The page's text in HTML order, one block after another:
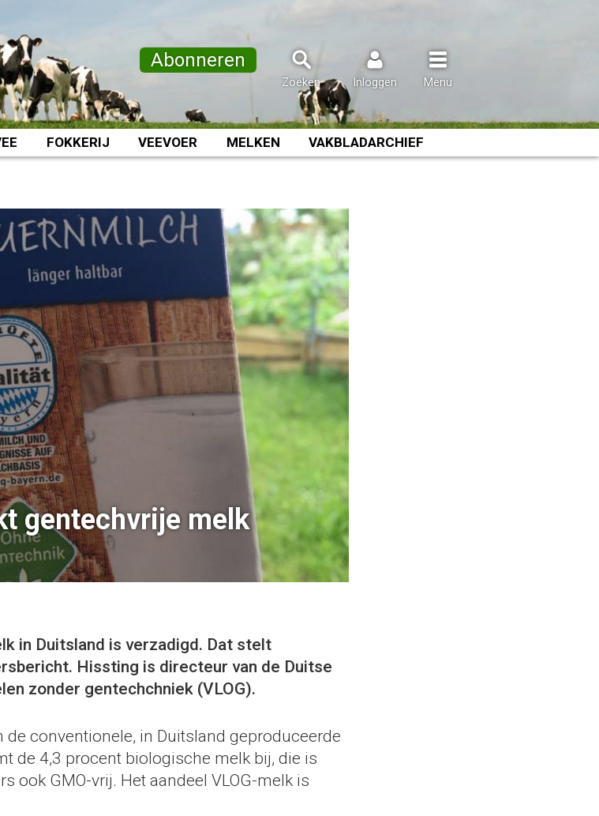
Abonneren
Zoeken Inloggen Menu
FOKKERIJ VEEVOER MELKEN VAKBLADARCHIEF
gentechvrije melk
in Duitsland is verzadigd. Dat stelt
Hissting is directeur van de Duitse
zonder gentechchniek (VLOG).
de conventionele, in Duitsland geproduceerde
de 4,3 procent biologische melk bij, die is
ook GMO-vrij. Het aandeel VLOG-melk is